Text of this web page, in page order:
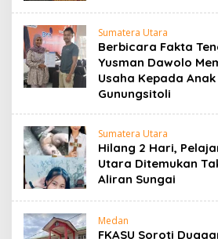
Sumatera Utara
Berbicara Fakta
Yusman Dawolo
Usaha Kepada
Gunungsitoli
Sumatera Utara
Hilang 2 Hari,
Utara Ditemukan
Aliran Sungai
Medan
FKASU Soroti